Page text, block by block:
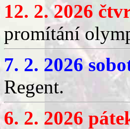
12. 2. 2026
promítání
7. 2. 2026
Regent.
6. 2. 2026